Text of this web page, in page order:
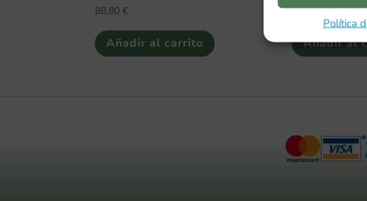
Política
88,80 €
Añadir al carrito
88,80€
Añadir al